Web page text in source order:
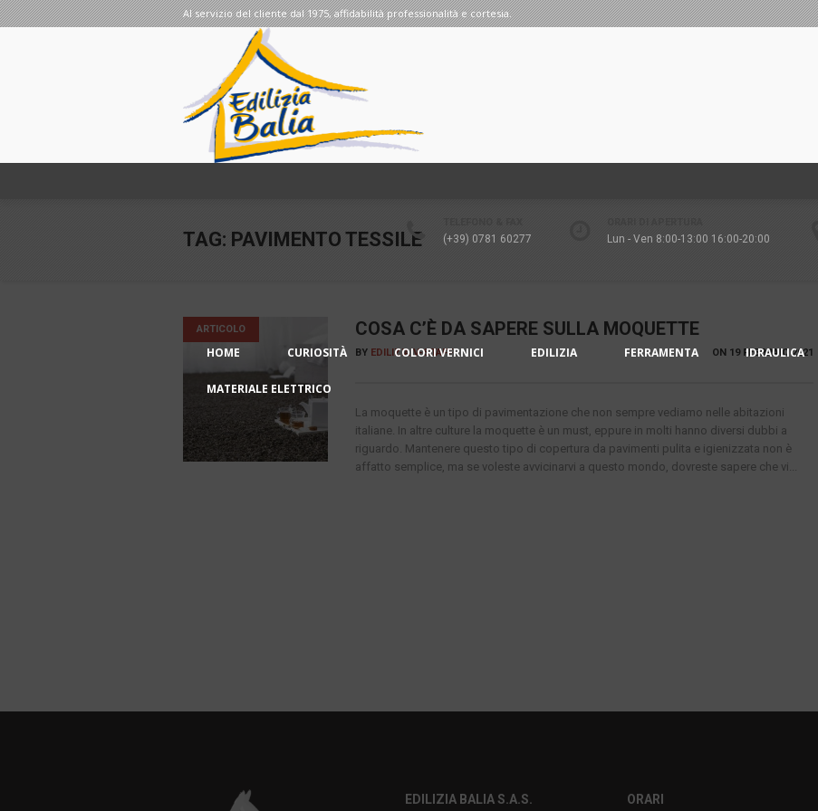
Al servizio del cliente dal 1975, affidabilità professionalità e cortesia.
(+39) 0781 60277 Lun - Ven 8:00-13:00 16:00-20:00
HOME CURIOSITÀ COLORI VERNICI EDILIZIA FERRAMENTA IDRAULICA
MATERIALE ELETTRICO
TAG: PAVIMENTO TESSILE
ARTICOLO COSA C’È DA SAPERE SULLA MOQUETTE
ON 19 FEBBRAIO 2021
BY EDILIZIA V-STAFF
La moquette è un tipo di pavimentazione che non sempre vediamo nelle abitazioni
italiane. In altre culture la moquette è un must, eppure in molti hanno diversi dubbi a
riguardo. Mantenere questo tipo di copertura da pavimenti pulita e igienizzata non è
affatto semplice, ma se voleste avvicinarvi a questo mondo, dovreste sapere che vi...
EDILIZIA BALIA S.A.S. ORARI